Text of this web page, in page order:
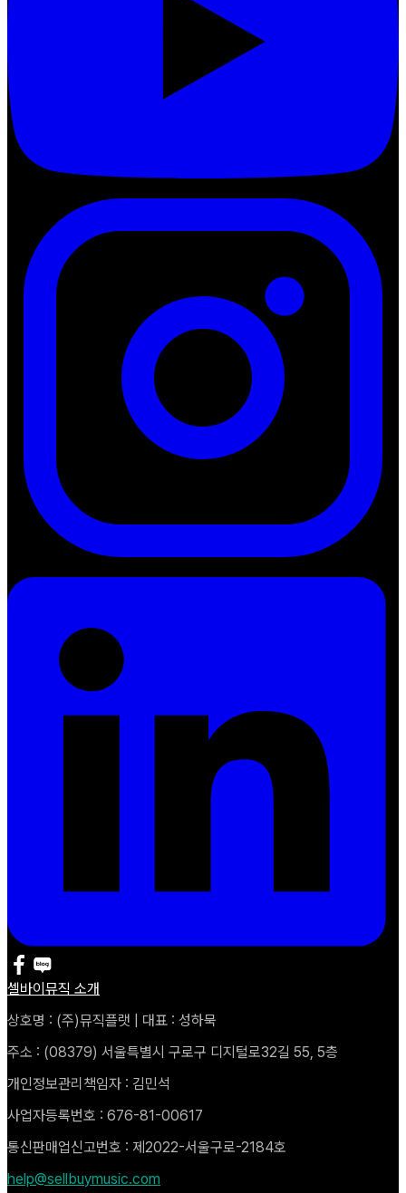
셀바이뮤직 소개
상호명 : (주)뮤직플랫 | 대표 : 성하묵
주소 : (08379) 서울특별시 구로구 디지털로32길 55, 5층
개인정보관리책임자 : 김민석
사업자등록번호 : 676-81-00617
통신판매업신고번호 : 제2022-서울구로-2184호
help@sellbuymusic.com